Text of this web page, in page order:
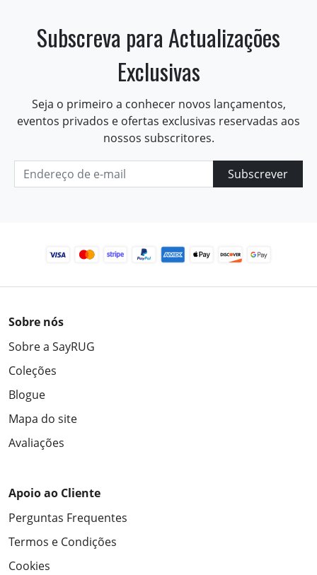
Subscreva para Actualizações
Exclusivas
Seja o primeiro a conhecer novos lançamentos,
eventos privados e ofertas exclusivas reservadas aos
nossos subscritores.
Subscrever
Sobre nós
Sobre a SayRUG
Coleções
Blogue
Mapa do site
Avaliações
Apoio ao Cliente
Perguntas Frequentes
Termos e Condições
Cookies